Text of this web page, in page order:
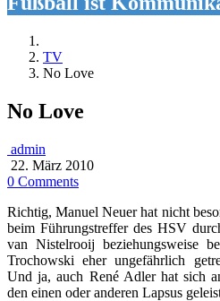
TV
No Love
No Love
admin
22. März 2010
0 Comments
Richtig, Manuel Neuer hat nicht
beim Führungstreffer des HSV
van Nistelrooij beziehungsweise
Trochowski eher ungefährlich
Und ja, auch René Adler hat sich
den einen oder anderen Lapsus